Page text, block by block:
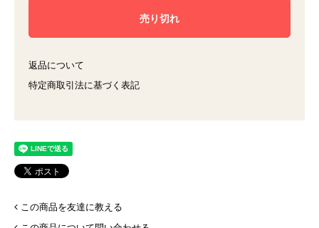
返品について
特定商取引法に基づく表記
この商品を友達に教える